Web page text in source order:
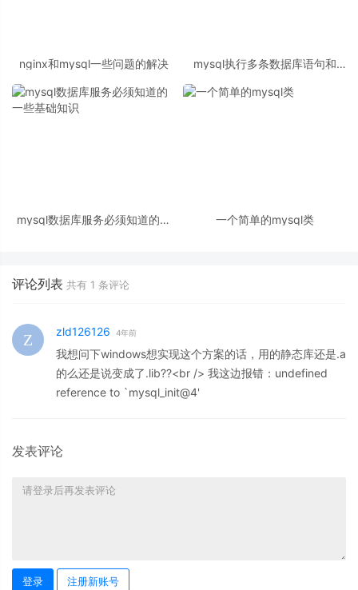
nginx和mysql一些问题的解决
mysql执行多条数据库语句和
mysql数据库服务必须知道的一
一个简单的mysql类
评论列表 共有 1 条评论
zld126126 4年前
我想问下windows想实现这个方案的话，用的静态库还是.a
的么还是说变成了.lib??<br /> 我这边报错：undefined
reference to `mysql_init@4'
发表评论
登录 注册新账号